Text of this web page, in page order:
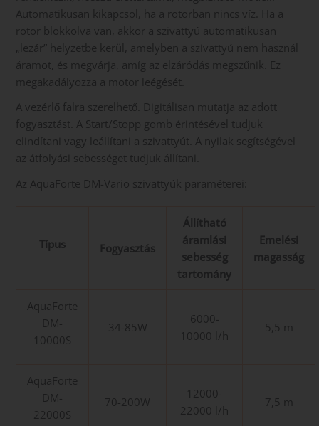
Automatikusan kikapcsol, ha a rotorban nincs víz. Ha a
rotor blokkolva van, akkor a szivattyú automatikusan
„lezár” helyzetbe kerül, amelyben a szivattyú nem használ
áramot, és megvárja, amíg az elzáródás megszűnik. Ez
megakadályozza a motor leégését.
A vezérlő falra szerelhető. Digitálisan mutatja az adott
fogyasztást. A Start/Stopp gomb érintésével tudjuk
elindítani vagy leállítani a szivattyút. A nyilak segítségével
az átfolyási sebességet tudjuk állítani.
Az AquaForte DM-Vario szivattyúk paraméterei:
Típus Fogyasztás
Állítható
áramlási
sebesség
tartomány
Emelési
magasság
AquaForte
DM-
10000S
34-85W
6000-
10000 l/h
5,5 m
AquaForte
DM-
22000S
70-200W
12000-
22000 l/h
7,5 m